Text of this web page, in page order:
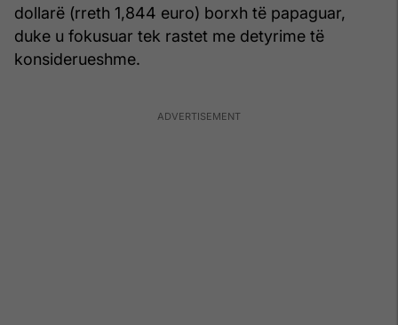
dollarë (rreth 1,844 euro) borxh të papaguar,
duke u fokusuar tek rastet me detyrime të
konsiderueshme.